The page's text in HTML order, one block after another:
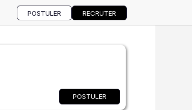
POSTULER RECRUTER
POSTULER